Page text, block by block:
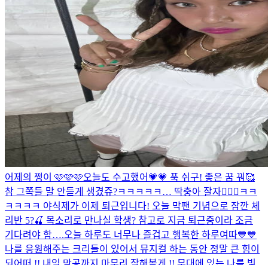
어제의 쩡이 🩷🩷🩷오늘도 수고했어💗💗 푹 쉬구! 좋은 꿈 꿔🥰
참 그쪽들 말 안듣게 생겼쥬?ㅋㅋㅋㅋㅋ… 딱충아 잘자🤦🏻‍♀️ ㅋㅋ
ㅋㅋㅋㅋ 야식제가 이제 퇴근입니다! 오늘 막팬 기념으로 잠깐 체
리반 5?🍒 목소리로 만나실 학생? 참고로 지금 퇴근중이라 조금
기다려야 함….오늘 하루도 너무나 즐겁고 행복한 하루여따💙💙
나를 응원해주는 크리들이 있어서 뮤지컬 하는 동안 정말 큰 힘이